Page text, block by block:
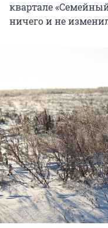
квартале
ничего и не